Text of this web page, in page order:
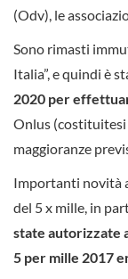
(Odv), le
Sono rimasti
Italia”, e quindi è
2020 per
Onlus (costituitesi
maggioranze
Importanti novità
del 5 x mille, in
state autorizzate
5 per mille 2017